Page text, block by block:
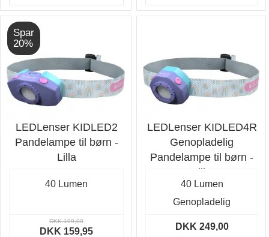
Spar
20%
LEDLenser KIDLED2
Pandelampe til børn -
Lilla
40 Lumen
DKK 199,00
DKK 159,95
LEDLenser KIDLED4R
Genopladelig
Pandelampe til børn -
Lilla
40 Lumen
Genopladelig
DKK 249,00